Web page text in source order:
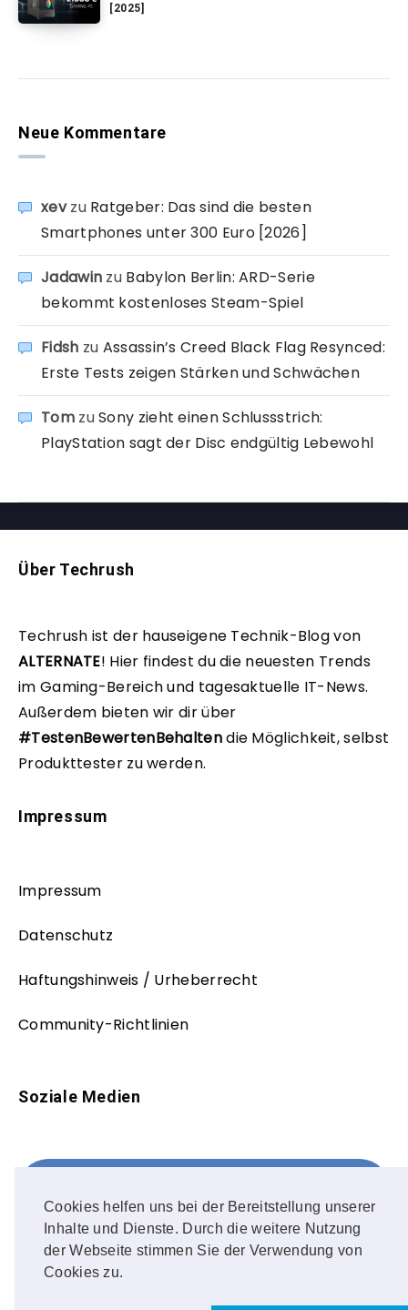
Cookies helfen uns bei der Bereitstellung unserer
Inhalte und Dienste. Durch die weitere Nutzung
der Webseite stimmen Sie der Verwendung von
Cookies zu.
[2025]
Neue Kommentare
xevzu Ratgeber: Das sind die besten
Smartphones unter 300 Euro [2026]
Jadawin zu Babylon Berlin: ARD-Serie
bekommt kostenloses Steam-Spiel
Fidsh zu Assassin’s Creed Black Flag Resynced:
Erste Tests zeigen Stärken und Schwächen
TomzuSony zieht einen Schlussstrich:
PlayStation sagt der Disc endgültig Lebewohl
Über Techrush
Techrush ist der hauseigene Technik-Blog von
ALTERNATE! Hier findest du die neuesten Trends
im Gaming-Bereich und tagesaktuelle IT-News.
Außerdem bieten wir dir über
#TestenBewertenBehaltendie Möglichkeit, selbst
Produkttester zu werden.
Impressum
Impressum
Datenschutz
Haftungshinweis / Urheberrecht
Community-Richtlinien
Soziale Medien
FOLLOW ME!
Instagram
OUR PHOTOS!